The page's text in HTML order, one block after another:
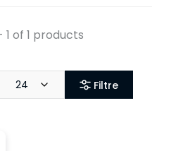
1 of 1 products
24 Filtre